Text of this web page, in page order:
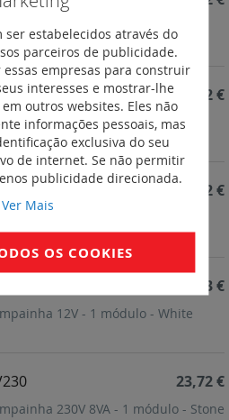
12V - 1 módulo - White
12V - 1 módulo - Stone
23,72 €
23,72 €
12V - 1 módulo - White
20,63 €
230V 8VA - 1 módulo - Stone
23,72 €
ser estabelecidos através do
parceiros de publicidade.
essas empresas para construir
interesses e mostrar-lhe
outros websites. Eles não
informações pessoais, mas
exclusiva do seu
de internet. Se não permitir
publicidade direcionada.
Ver Mais
OS COOKIES